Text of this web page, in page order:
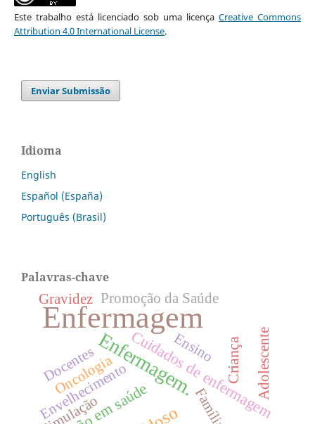
Este trabalho está licenciado sob uma licençaCreative Commons
Attribution 4.0 International License.
Enviar Submissão
Idioma
English
Español (España)
Português (Brasil)
Palavras-chave
Enfermagem
Enfermagem.
Cuidados de enfermagem
Criança
Envelhecimento Adolescente
Família
Ensino
Promoção da Saúde
Oncologia
Docentes
Gravidez